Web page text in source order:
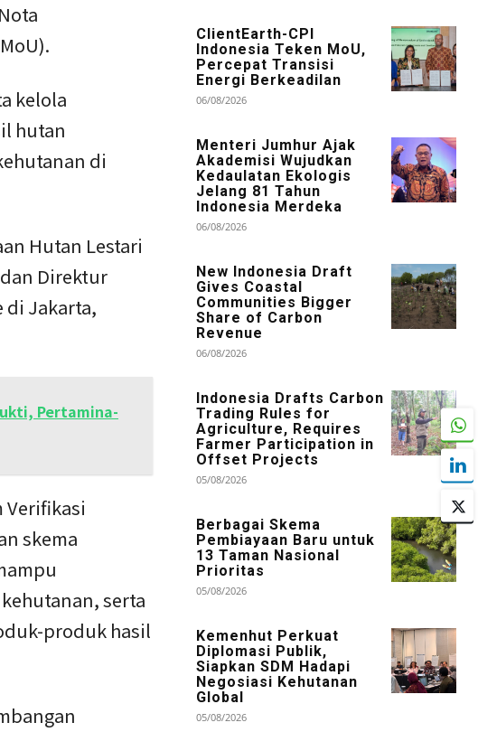
kelola
hutan
di
Hutan Lestari
Direktur
di Jakarta,
Pertamina-
Verifikasi
skema
serta
produk hasil
ClientEarth-CPI
Indonesia Teken MoU,
Percepat Transisi
Energi Berkeadilan
06/08/2026
Menteri Jumhur Ajak
Akademisi Wujudkan
Kedaulatan Ekologis
Jelang 81 Tahun
Indonesia Merdeka
06/08/2026
New Indonesia Draft
Gives Coastal
Communities Bigger
Share of Carbon
Revenue
06/08/2026
Indonesia Drafts Carbon
Trading Rules for
Agriculture, Requires
Farmer Participation in
Offset Projects
05/08/2026
Berbagai Skema
Pembiayaan Baru untuk
13 Taman Nasional
Prioritas
05/08/2026
Kemenhut Perkuat
Diplomasi Publik,
Siapkan SDM Hadapi
Negosiasi Kehutanan
Global
05/08/2026